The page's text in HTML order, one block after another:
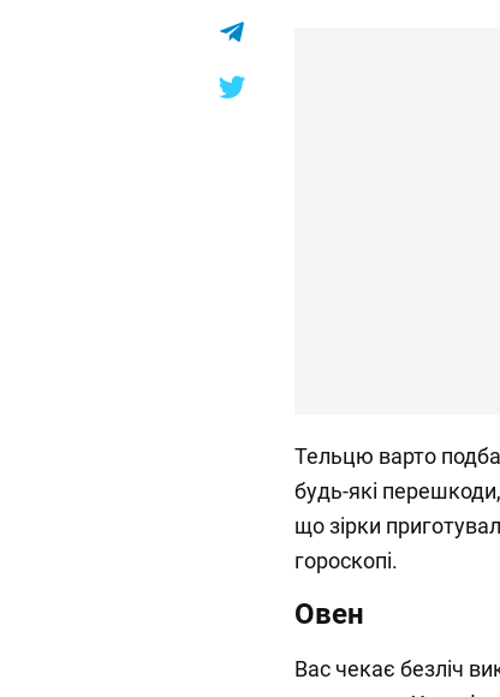
Тельцю варто
будь-які
що зірки
гороскопі.
Овен
Вас чекає безліч